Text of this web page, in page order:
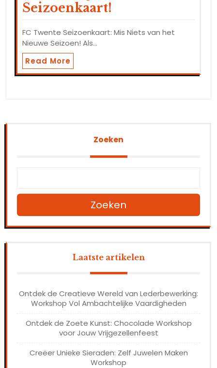
Seizoenkaart!
FC Twente Seizoenkaart: Mis Niets van het
Nieuwe Seizoen! Als…
Read More
Zoeken
Zoeken
Laatste artikelen
Ontdek de Creatieve Wereld van Lederbewerking:
Workshop Vol Ambachtelijke Vaardigheden
Ontdek de Zoete Kunst: Chocolade Workshop
voor Jouw Vrijgezellenfeest
Creëer Unieke Sieraden: Zelf Juwelen Maken
Workshop